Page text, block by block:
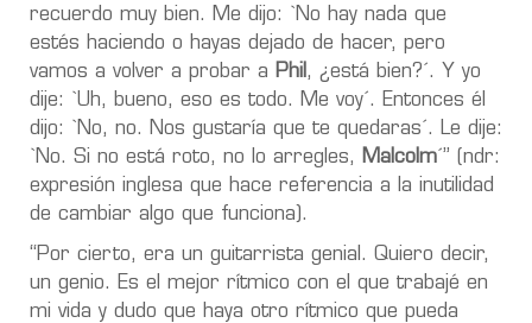
recuerdo muy bien. Me dijo: `No hay nada que
estés haciendo o hayas dejado de hacer, pero
vamos a volver a probar a Phil , ¿está bien?´. Y yo
dije: `Uh, bueno, eso es todo. Me voy´. Entonces él
dijo: `No, no. Nos gustaría que te quedaras´. Le dije:
`No. Si no está roto, no lo arregles,
Malcolm ´” (ndr:
expresión inglesa que hace referencia a la inutilidad
de cambiar algo que funciona).
“Por cierto, era un guitarrista genial. Quiero decir,
un genio. Es el mejor rítmico con el que trabajé en
mi vida y dudo que haya otro rítmico que pueda